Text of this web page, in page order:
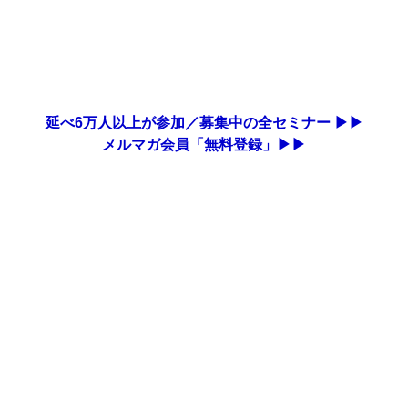
延べ6万人以上が参加／募集中の全セミナー ▶▶
メルマガ会員「無料登録」▶▶